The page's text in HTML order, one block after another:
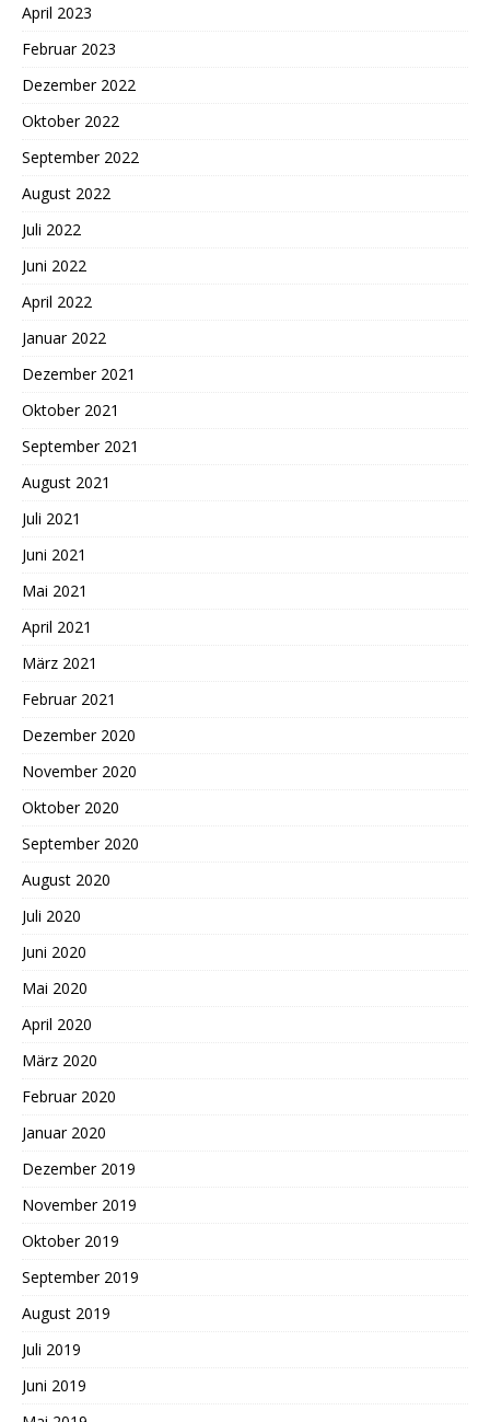
April 2023
Februar 2023
Dezember 2022
Oktober 2022
September 2022
August 2022
Juli 2022
Juni 2022
April 2022
Januar 2022
Dezember 2021
Oktober 2021
September 2021
August 2021
Juli 2021
Juni 2021
Mai 2021
April 2021
März 2021
Februar 2021
Dezember 2020
November 2020
Oktober 2020
September 2020
August 2020
Juli 2020
Juni 2020
Mai 2020
April 2020
März 2020
Februar 2020
Januar 2020
Dezember 2019
November 2019
Oktober 2019
September 2019
August 2019
Juli 2019
Juni 2019